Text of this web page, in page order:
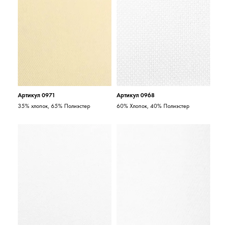
Артикул 0971
35% хлопок, 65% Полиэстер
Артикул 0968
60% Хлопок, 40% Полиэстер